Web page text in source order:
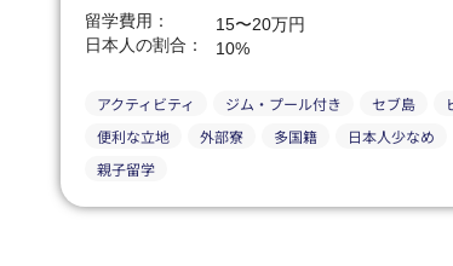
留学費用：
15〜20万円
日本人の割合：
10%
アクティビティ ジム・プール付き セブ島
便利な立地
外部寮 多国籍
日本人少なめ
親子留学